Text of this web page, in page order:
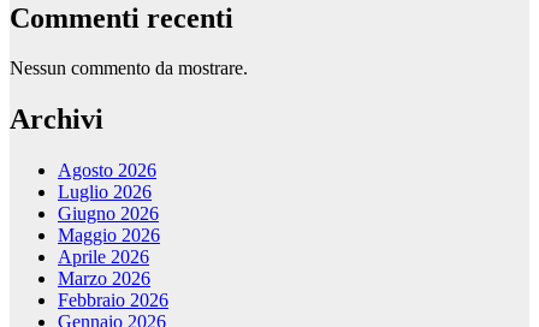
Commenti recenti
Nessun commento da mostrare.
Archivi
Agosto 2026
Luglio 2026
Giugno 2026
Maggio 2026
Aprile 2026
Marzo 2026
Febbraio 2026
Gennaio 2026